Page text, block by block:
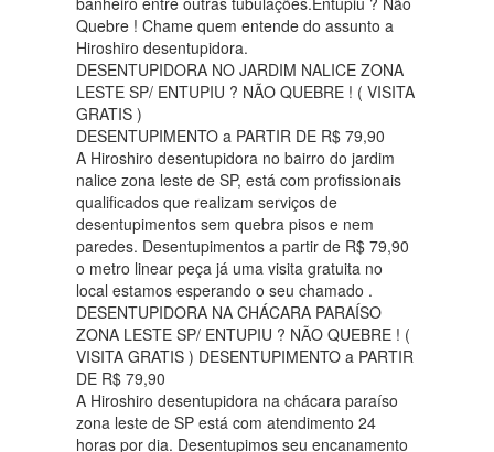
Quebre ! Chame quem entende do assunto a
Hiroshiro desentupidora.
DESENTUPIDORA NO JARDIM NALICE ZONA
LESTE SP/ ENTUPIU ? NÃO QUEBRE ! ( VISITA
GRATIS )
DESENTUPIMENTO a PARTIR DE R$ 79,90
A Hiroshiro desentupidora no bairro do jardim
nalice zona leste de SP, está com profissionais
qualificados que realizam serviços de
desentupimentos sem quebra pisos e nem
paredes. Desentupimentos a partir de R$ 79,90
o metro linear peça já uma visita gratuita no
local estamos esperando o seu chamado .
DESENTUPIDORA NA CHÁCARA PARAÍSO
ZONA LESTE SP/ ENTUPIU ? NÃO QUEBRE ! (
VISITA GRATIS ) DESENTUPIMENTO a PARTIR
DE R$ 79,90
A Hiroshiro desentupidora na chácara paraíso
zona leste de SP está com atendimento 24
horas por dia. Desentupimos seu encanamento